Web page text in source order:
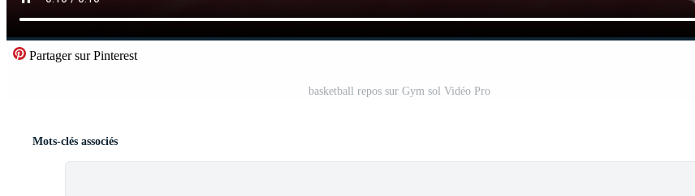
Partager sur Pinterest
basketball repos sur Gym sol Vidéo Pro
Mots-clés associés